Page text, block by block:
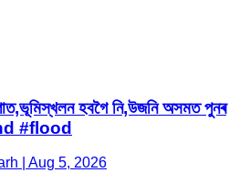
হবগৈ নি,উজনি অসমত পুনৰ
#flood
| Aug 5, 2026